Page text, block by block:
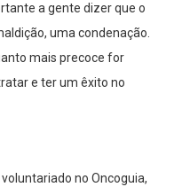
a gente dizer que o
uma condenação.
mais precoce for
e ter um êxito no
no Oncoguia,